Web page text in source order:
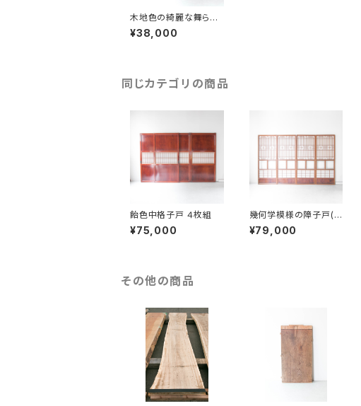
木地色の綺麗な舞ら戸
2枚組
¥38,000
同じカテゴリの商品
飴色中格子戸 ４枚組
¥75,000
幾何学模様の障子戸(6
75mm) ４枚組
¥79,000
その他の商品